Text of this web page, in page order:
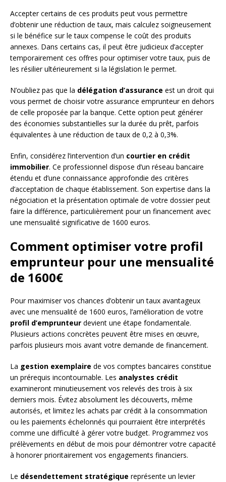
Accepter certains de ces produits peut vous permettre
d’obtenir une réduction de taux, mais calculez soigneusement
si le bénéfice sur le taux compense le coût des produits
annexes. Dans certains cas, il peut être judicieux d’accepter
temporairement ces offres pour optimiser votre taux, puis de
les résilier ultérieurement si la législation le permet.
N’oubliez pas que la délégation d’assurance est un droit qui
vous permet de choisir votre assurance emprunteur en dehors
de celle proposée par la banque. Cette option peut générer
des économies substantielles sur la durée du prêt, parfois
équivalentes à une réduction de taux de 0,2 à 0,3%.
Enfin, considérez l’intervention d’un courtier en crédit
immobilier. Ce professionnel dispose d’un réseau bancaire
étendu et d’une connaissance approfondie des critères
d’acceptation de chaque établissement. Son expertise dans la
négociation et la présentation optimale de votre dossier peut
faire la différence, particulièrement pour un financement avec
une mensualité significative de 1600 euros.
Comment optimiser votre profil
emprunteur pour une mensualité
de 1600€
Pour maximiser vos chances d’obtenir un taux avantageux
avec une mensualité de 1600 euros, l’amélioration de votre
profil d’emprunteur devient une étape fondamentale.
Plusieurs actions concrètes peuvent être mises en œuvre,
parfois plusieurs mois avant votre demande de financement.
La gestion exemplaire de vos comptes bancaires constitue
un prérequis incontournable. Les analystes crédit
examineront minutieusement vos relevés des trois à six
derniers mois. Évitez absolument les découverts, même
autorisés, et limitez les achats par crédit à la consommation
ou les paiements échelonnés qui pourraient être interprétés
comme une difficulté à gérer votre budget. Programmez vos
prélèvements en début de mois pour démontrer votre capacité
à honorer prioritairement vos engagements financiers.
Le désendettement stratégique représente un levier